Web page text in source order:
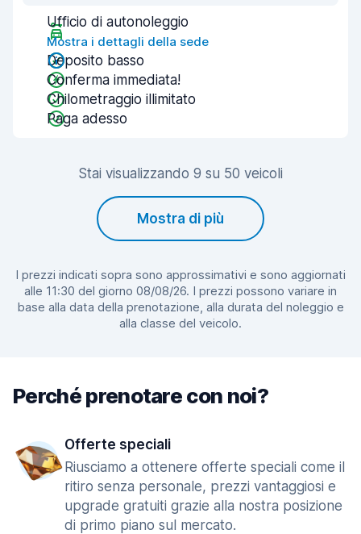
Ufficio di autonoleggio
Mostra i dettagli della sede
Deposito basso
Conferma immediata!
Chilometraggio illimitato
Paga adesso
Stai visualizzando 9 su 50 veicoli
Mostra di più
I prezzi indicati sopra sono approssimativi e sono aggiornati
alle 11:30 del giorno 08/08/26. I prezzi possono variare in
base alla data della prenotazione, alla durata del noleggio e
alla classe del veicolo.
Perché prenotare con noi?
Offerte speciali
Riusciamo a ottenere offerte speciali come il
ritiro senza personale, prezzi vantaggiosi e
upgrade gratuiti grazie alla nostra posizione
di primo piano sul mercato.